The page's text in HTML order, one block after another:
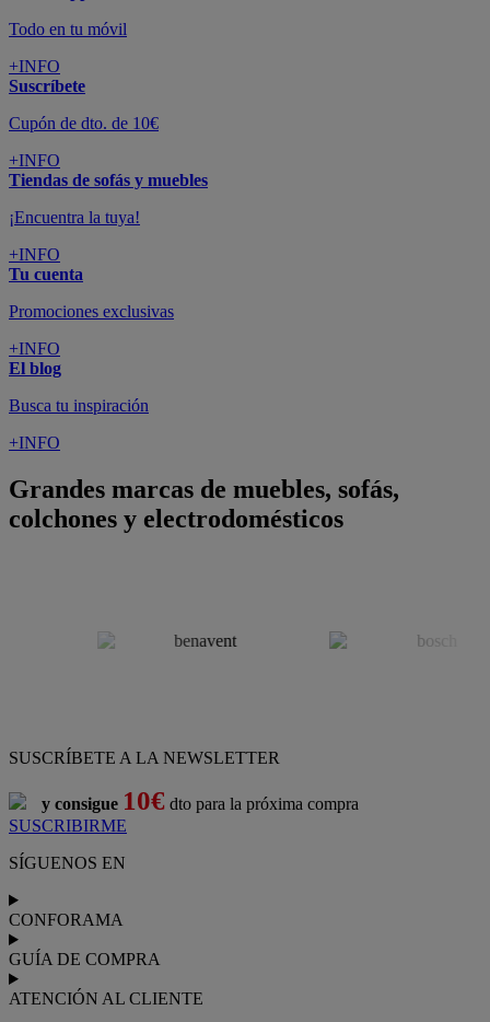
Todo en tu móvil
+INFO
Suscríbete
Cupón de dto. de 10€
+INFO
Tiendas de sofás y muebles
¡Encuentra la tuya!
+INFO
Tu cuenta
Promociones exclusivas
+INFO
El blog
Busca tu inspiración
+INFO
Grandes marcas de muebles, sofás,
colchones y electrodomésticos
SUSCRÍBETE A LA NEWSLETTER
y consigue 10€ dto para la próxima compra
SUSCRIBIRME
SÍGUENOS EN
CONFORAMA
GUÍA DE COMPRA
ATENCIÓN AL CLIENTE